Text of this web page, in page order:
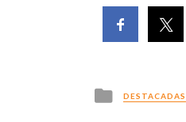
Posted
in
DESTACADAS